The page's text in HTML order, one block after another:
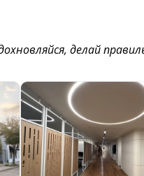
делай